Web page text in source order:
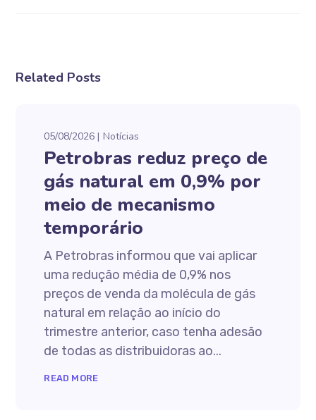
Related Posts
05/08/2026 Notícias
Petrobras reduz preço de
gás natural em 0,9% por
meio de mecanismo
temporário
A Petrobras informou que vai aplicar
uma redução média de 0,9% nos
preços de venda da molécula de gás
natural em relação ao início do
trimestre anterior, caso tenha adesão
de todas as distribuidoras ao...
READ MORE